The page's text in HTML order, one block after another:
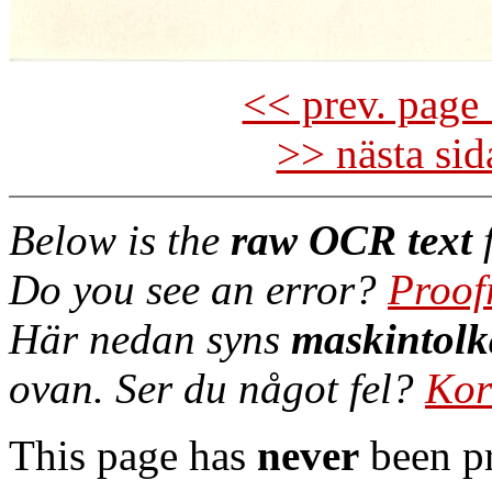
<< prev.
>> nästa
Below is the raw OCR text
Do you see an error?
Här nedan syns
ovan. Ser du något fel?
This page has never been